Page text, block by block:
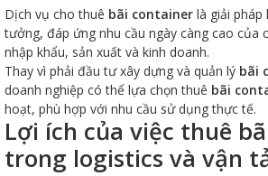
Dịch vụ cho thuê bãi container là giải
tưởng, đáp ứng nhu cầu ngày càng cao của
nhập khẩu, sản xuất và kinh doanh.
Thay vì phải đầu tư xây dựng và quản lý bãi
doanh nghiệp có thể lựa chọn thuê bãi
hoạt, phù hợp với nhu cầu sử dụng thực tế.
Lợi ích của việc thuê
trong logistics và vận